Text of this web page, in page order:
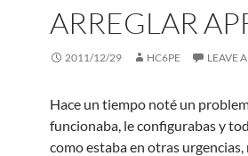
ARREGLAR
2011/12/29 HC6PE LEAVE
Hace un tiempo noté un
funcionaba, le configurabas y
como estaba en otras